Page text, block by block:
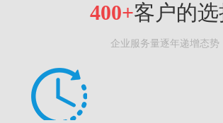
400+客户的选
企业服务量逐年递增态势